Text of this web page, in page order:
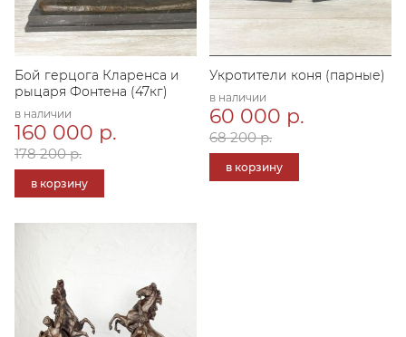
Бой герцога Кларенса и
рыцаря Фонтена (47кг)
в наличии
160 000 р.
178 200 р.
в корзину
Укротители коня (парные)
в наличии
60 000 р.
68 200 р.
в корзину